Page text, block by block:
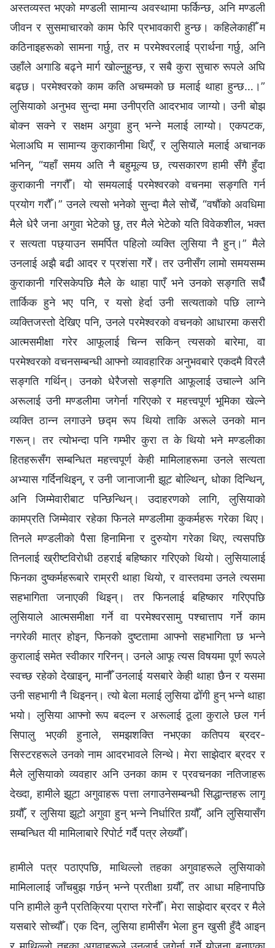
अस्तव्यस्त भएको मण्डली सामान्य अवस्थामा फर्किन्छ, अनि मण्डली
जीवन र सुसमाचारको काम फेरि प्रभावकारी हुन्छ। कहिलेकाहीँ म
कठिनाइहरूको सामना गर्छु, तर म परमेश्‍वरलाई प्रार्थना गर्छु, अनि
उहाँले अगाडि बढ्ने मार्ग खोल्‍नुहुन्छ, र सबै कुरा सुचारु रूपले अघि
बढ्छ। परमेश्‍वरको काम कति अचम्‍मको छ मलाई थाहा हुन्छ…।”
लुसियाको अनुभव सुन्दा ममा उनीप्रति आदरभाव जाग्यो। उनी बोझ
बोक्‍न सक्‍ने र सक्षम अगुवा हुन् भन्‍ने मलाई लाग्यो। एकपटक,
भेलाअघि म सामान्य कुराकानीमा थिएँ, र लुसियाले मलाई अचानक
भनिन्, “यहाँ समय अति नै बहुमूल्‍य छ, त्यसकारण हामी सँगै हुँदा
कुराकानी नगरौँ। यो समयलाई परमेश्‍वरको वचनमा सङ्गति गर्न
प्रयोग गरौँ।” उनले त्यसो भनेको सुन्दा मैले सोचेँ, “वर्षौँको अवधिमा
मैले धेरै जना अगुवा भेटेको छु, तर मैले भेटेको यति विवेकशील, भक्त
र सत्यता पछ्याउन समर्पित पहिलो व्यक्ति लुसिया नै हुन्।” मैले
उनलाई अझै बढी आदर र प्रशंसा गरेँ। तर उनीसँग लामो समयसम्‍म
कुराकानी गरिसकेपछि मैले के थाहा पाएँ भने उनको सङ्गति सधैँ
तार्किक हुने भए पनि, र यसो हेर्दा उनी सत्यताको पछि लाग्ने
व्यक्तिजस्तो देखिए पनि, उनले परमेश्‍वरको वचनको आधारमा कसरी
आत्मसमीक्षा गरेर आफूलाई चिन्‍न सकिन् त्यसको बारेमा, वा
परमेश्‍वरको वचनसम्‍बन्धी आफ्नो व्यावहारिक अनुभवबारे एकदमै विरलै
सङ्गति गर्थिन्। उनको धेरैजसो सङ्गति आफूलाई उचाल्ने अनि
अरूलाई उनी मण्डलीमा जगेर्ना गरिएको र महत्त्वपूर्ण भूमिका खेल्‍ने
व्यक्ति ठान्न लगाउने छद्म रूप थियो ताकि अरूले उनको मान
गरून्। तर त्योभन्दा पनि गम्‍भीर कुरा त के थियो भने मण्डलीका
हितहरूसँग सम्‍बन्धित महत्त्वपूर्ण केही मामिलाहरूमा उनले सत्यता
अभ्यास गर्दिनथिइन्, र उनी जानाजानी झूट बोल्थिन्, धोका दिन्थिन्,
अनि जिम्‍मेवारीबाट पन्छिन्थिन्। उदाहरणको लागि, लुसियाको
कामप्रति जिम्‍मेवार रहेका फिनले मण्डलीमा कुकर्महरू गरेका थिए।
तिनले मण्डलीको पैसा हिनामिना र दुरुयोग गरेका थिए, त्यसपछि
तिनलाई ख्रीष्टविरोधी ठहराई बहिष्कार गरिएको थियो। लुसियालाई
फिनका दुष्कर्महरूबारे राम्ररी थाहा थियो, र वास्तवमा उनले त्यसमा
सहभागिता जनाएकी थिइन्। तर फिनलाई बहिष्कार गरिएपछि
लुसियाले आत्मसमीक्षा गर्ने वा परमेश्‍वरसामु पश्‍चात्ताप गर्ने काम
नगरेकी मात्र होइन, फिनको दुष्टतामा आफ्नो सहभागिता छ भन्ने
कुरालाई समेत स्वीकार गरिनन्। उनले आफू त्यस विषयमा पूर्ण रूपले
स्वच्छ रहेको देखाइन्, मानौँ उनलाई यसबारे केही थाहा छैन र यसमा
उनी सहभागी नै थिइनन्। त्यो बेला मलाई लुसिया ढोँगी हुन् भन्‍ने थाहा
भयो। लुसिया आफ्‍नो रूप बदल्‍न र अरूलाई ठूला कुराले छल गर्न
सिपालु भएकी हुनाले, समझशक्ति नभएका कतिपय ब्रदर-
सिस्टरहरूले उनको नाम आदरभावले लिन्थे। मेरा साझेदार ब्रदर र
मैले लुसियाको व्यवहार अनि उनका काम र प्रवचनका नतिजाहरू
देख्दा, हामीले झूटा अगुवाहरू पत्ता लगाउनेसम्‍बन्धी सिद्धान्तहरू लागू
गर्‍यौँ, र लुसिया झूटो अगुवा हुन् भन्‍ने निर्धारित गर्‍यौँ, अनि लुसियासँग
सम्‍बन्धित यी मामिलाबारे रिपोर्ट गर्दै पत्र लेख्यौँ।
हामीले पत्र पठाएपछि, माथिल्‍लो तहका अगुवाहरूले लुसियाको
मामिलालाई जाँचबुझ गर्छन् भन्ने प्रतीक्षा गर्‍यौँ, तर आधा महिनापछि
पनि हामीले कुनै प्रतिक्रिया प्राप्त गरेनौँ। मेरा साझेदार ब्रदर र मैले
यसबारे सोच्यौँ। एक दिन, लुसिया हामीसँग भेला हुन खुसी हुँदै आइन्